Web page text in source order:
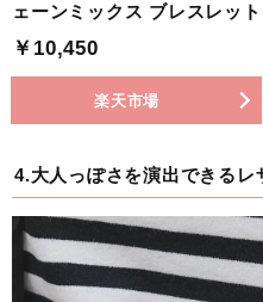
ェーンミックス ブレスレッ
￥10,450
楽天市場
4.大人っぽさを演出できるレ